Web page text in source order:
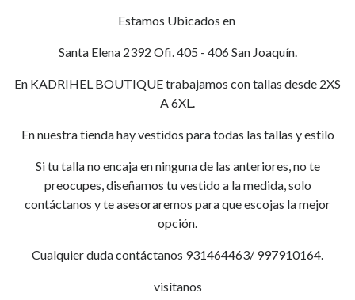
Estamos Ubicados en
Santa Elena 2392 Ofi. 405 - 406 San Joaquín.
En KADRIHEL BOUTIQUE trabajamos con tallas desde 2XS
A 6XL.
En nuestra tienda hay vestidos para todas las tallas y estilo
Si tu talla no encaja en ninguna de las anteriores, no te
preocupes, diseñamos tu vestido a la medida, solo
contáctanos y te asesoraremos para que escojas la mejor
opción.
Cualquier duda contáctanos 931464463/ 997910164.
visítanos